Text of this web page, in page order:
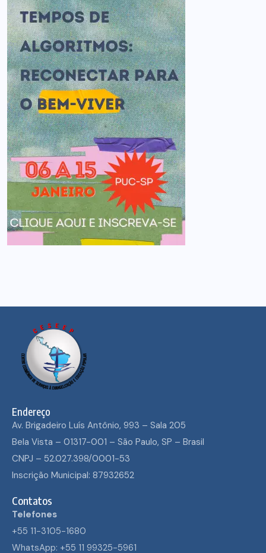
Endereço
Av. Brigadeiro Luís Antônio, 993 – Sala 205
Bela Vista – 01317-001 – São Paulo, SP – Brasil
CNPJ – 52.027.398/0001-53
Inscrição Municipal: 87932652
Contatos
Telefones
+55 11-3105-1680
WhatsApp: +55 11 99325-5961